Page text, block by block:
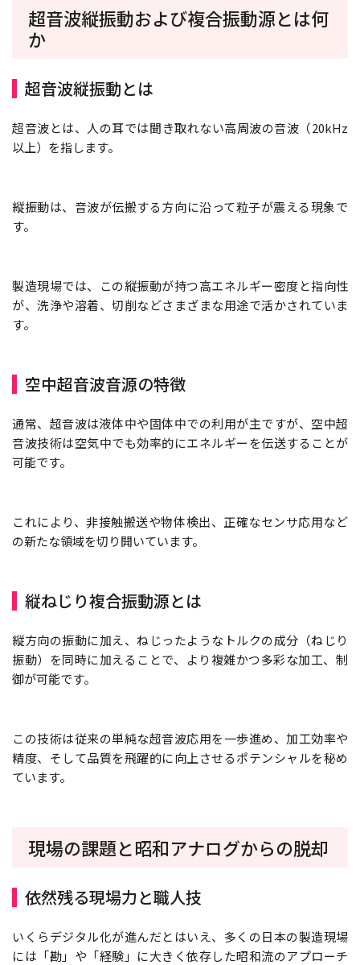
超音波縦振動および複合振動源とは何
か
超音波縦振動とは
超音波とは、人の耳では聞き取れない高周波の音波（20kHz
以上）を指します。
縦振動は、音波が伝搬する方向に沿って粒子が震える現象で
す。
製造現場では、この縦振動が持つ高エネルギー密度と指向性
が、洗浄や溶着、切削などさまざまな用途で活かされていま
す。
空中超音波音源の特徴
通常、超音波は液体中や固体中での利用が主ですが、空中超
音波技術は空気中でも効率的にエネルギーを伝送することが
可能です。
これにより、非接触搬送や物体検出、正確なセンサ応用など
の新たな領域を切り開いています。
縦ねじり複合振動源とは
縦方向の振動に加え、ねじったようなトルクの成分（ねじり
振動）を同時に加えることで、より複雑かつ多彩な加工、制
御が可能です。
この技術は従来の単純な超音波応用を一歩進め、加工効率や
精度、そして品質を飛躍的に向上させるポテンシャルを秘め
ています。
現場の課題と昭和アナログからの脱却
依然残る現場力と職人技
いくらデジタル化が進んだとはいえ、多くの日本の製造現場
には「勘」や「経験」に大きく依存した昭和流のアプローチ